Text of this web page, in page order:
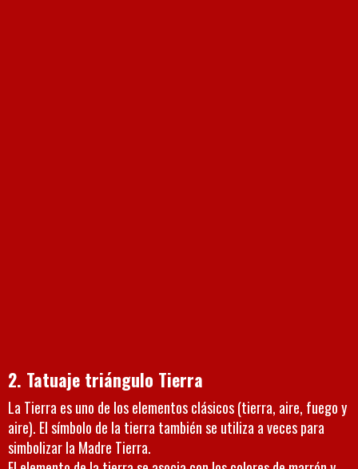
2. Tatuaje triángulo Tierra
La Tierra es uno de los elementos clásicos (tierra, aire, fuego y
aire). El símbolo de la tierra también se utiliza a veces para
simbolizar la Madre Tierra.